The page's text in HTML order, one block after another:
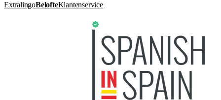
ExtralingoBelofteKlantenservice